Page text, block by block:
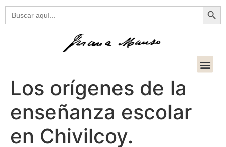
Buscar:
Los orígenes de la
enseñanza escolar
en Chivilcoy.